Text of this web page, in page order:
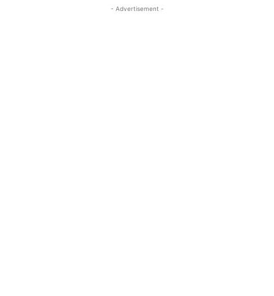
- Advertisement -